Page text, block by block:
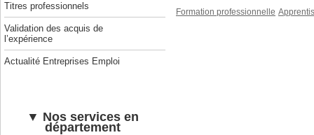
Titres professionnels
Validation des acquis de
l’expérience
Actualité Entreprises Emploi
▼ Nos services en
département
Formation professionnelle